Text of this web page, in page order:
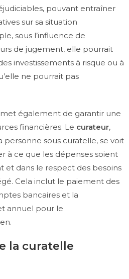
pouvant entraîner
sur sa situation
sous l’influence de
de jugement, elle pourrait
investissements à risque ou à
ne pourrait pas
également de garantir une
financières. Le curateur,
sous curatelle, se voit
à ce que les dépenses soient
et dans le respect des besoins
Cela inclut le paiement des
bancaires et la
annuel pour le
la curatelle